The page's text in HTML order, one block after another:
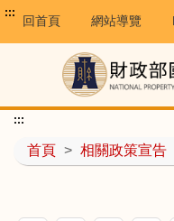
:::
回首頁 網站導覽
首頁 > 相關政策宣告
:::